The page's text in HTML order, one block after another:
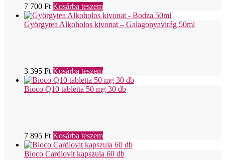
7 700 Ft Kosárba teszem
Györgytea Alkoholos kivonat – Galagonyavirág 50ml
3 395 Ft Kosárba teszem
Bioco Q10 tabletta 50 mg 30 db
7 895 Ft Kosárba teszem
Bioco Cardiovit kapszula 60 db